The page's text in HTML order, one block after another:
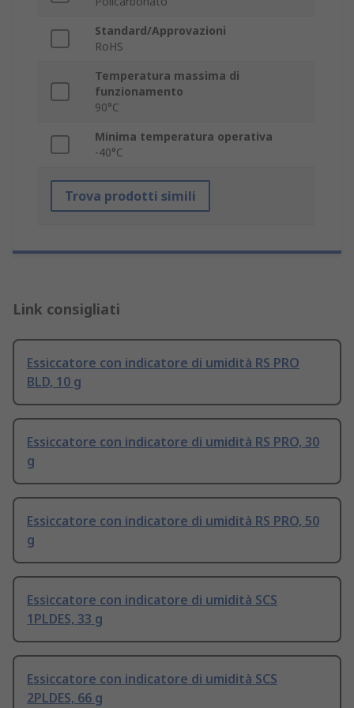
Standard/Approvazioni
RoHS
Temperatura massima di
funzionamento
90°C
Minima temperatura operativa
-40°C
Trova prodotti simili
Link consigliati
Essiccatore con indicatore di umidità RS PRO
BLD, 10 g
Essiccatore con indicatore di umidità RS PRO, 30
g
Essiccatore con indicatore di umidità RS PRO, 50
g
Essiccatore con indicatore di umidità SCS
1PLDES, 33 g
Essiccatore con indicatore di umidità SCS
2PLDES, 66 g